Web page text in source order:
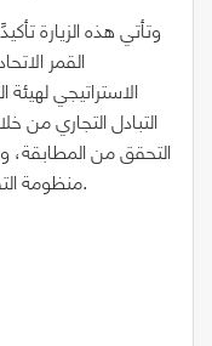
وتأتي هذه الزيارة
القمر
الاستراتيجي
التبادل التجاري من
التحقق من المطابقة،
منظومة التقييس على المستويين الإقليمي والدولي.